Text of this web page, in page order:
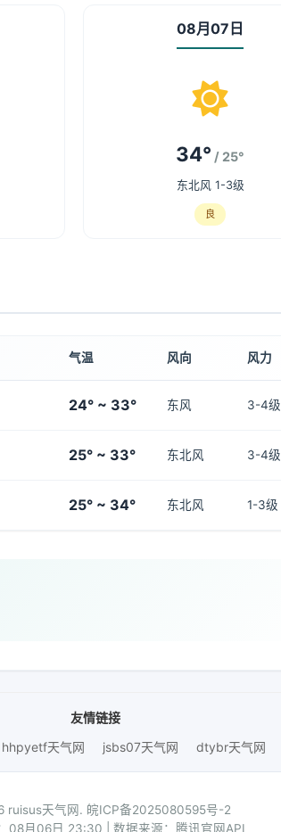
08月07日
34° / 25°
东北风 1-3级
良
气温 风向 风力
24° ~ 33° 东风 3-4级
25° ~ 33° 东北风 3-4级
25° ~ 34° 东北风 1-3级
友情链接
hhpyetf天气网 jsbs07天气网 dtybr天气网
ruisus天气网. 皖ICP备2025080595号-2
08月06日 23:30 | 数据来源：腾讯官网API